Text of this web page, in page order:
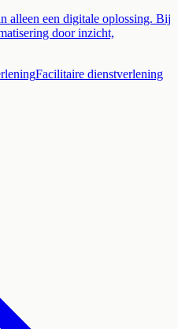
alleen een digitale oplossing. Bij
door inzicht,
Facilitaire dienstverlening